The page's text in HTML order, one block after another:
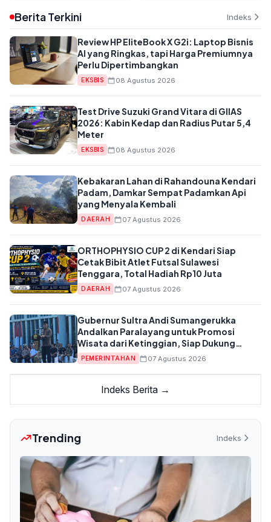
Berita Terkini Indeks
Review HP EliteBook X G2i: Laptop Bisnis
AI yang Ringkas, tapi Harga Premiumnya
Perlu Dipertimbangkan
EKSBIS 08 Agustus 2026
Test Drive Suzuki Grand Vitara di GIIAS
2026: Kabin Kedap dan Radius Putar 5,4
Meter
EKSBIS 08 Agustus 2026
Kebakaran Lahan di Rahandouna Kendari
Padam, Damkar Sempat Padamkan Api
yang Menyala Kembali
DAERAH 07 Agustus 2026
ORTHOPHYSIO CUP 2 di Kendari Siap
Cetak Bibit Atlet Futsal Sulawesi
Tenggara, Total Hadiah Rp10 Juta
DAERAH 07 Agustus 2026
Gubernur Sultra Andi Sumangerukka
Andalkan Paralayang untuk Promosi
Wisata dari Ketinggian, Siap Dukung
Anggaran APBD
PEMERINTAHAN 07 Agustus 2026
Indeks Berita →
Trending Indeks